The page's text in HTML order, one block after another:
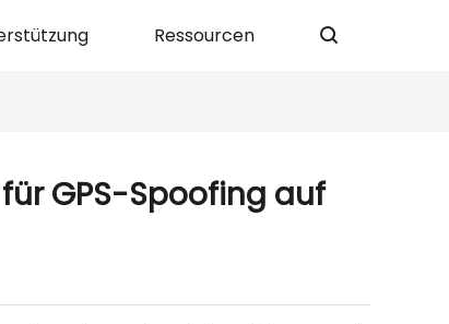
Ressourcen
GPS-Spoofing auf